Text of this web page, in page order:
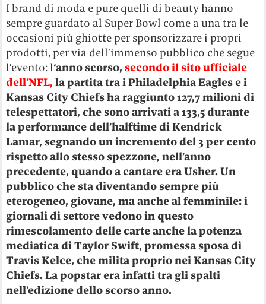
I brand di moda e pure quelli di beauty hanno
sempre guardato al Super Bowl come a una tra le
occasioni più ghiotte per sponsorizzare i propri
prodotti, per via dell’immenso pubblico che segue
l’evento: l‘anno scorso,secondo il sito ufficiale
dell’NFL, la partita tra i Philadelphia Eagles e i
Kansas City Chiefs ha raggiunto 127,7 milioni di
telespettatori, che sono arrivati a 133,5 durante
la performance dell’halftime di Kendrick
Lamar, segnando un incremento del 3 per cento
rispetto allo stesso spezzone, nell’anno
precedente, quando a cantare era Usher. Un
pubblico che sta diventando sempre più
eterogeneo, giovane, ma anche al femminile: i
giornali di settore vedono in questo
rimescolamento delle carte anche la potenza
mediatica di Taylor Swift, promessa sposa di
Travis Kelce, che milita proprio nei Kansas City
Chiefs. La popstar era infatti tra gli spalti
nell’edizione dello scorso anno.